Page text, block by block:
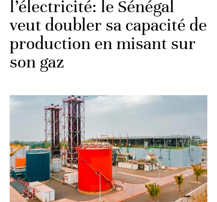
l’électricité: le Sénégal
veut doubler sa capacité de
production en misant sur
son gaz